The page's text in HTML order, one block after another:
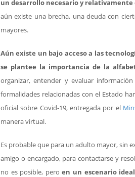
un desarrollo necesario y
aún existe una brecha, una deuda con
mayores.
Aún existe un bajo acceso a las
se plantee la importancia de la
organizar, entender y evaluar
formalidades relacionadas con el Estado
oficial sobre Covid-19, entregada por el
manera virtual.
Es probable que para un adulto mayor, sin
amigo o encargado, para contactarse y
no es posible, pero en un escenario